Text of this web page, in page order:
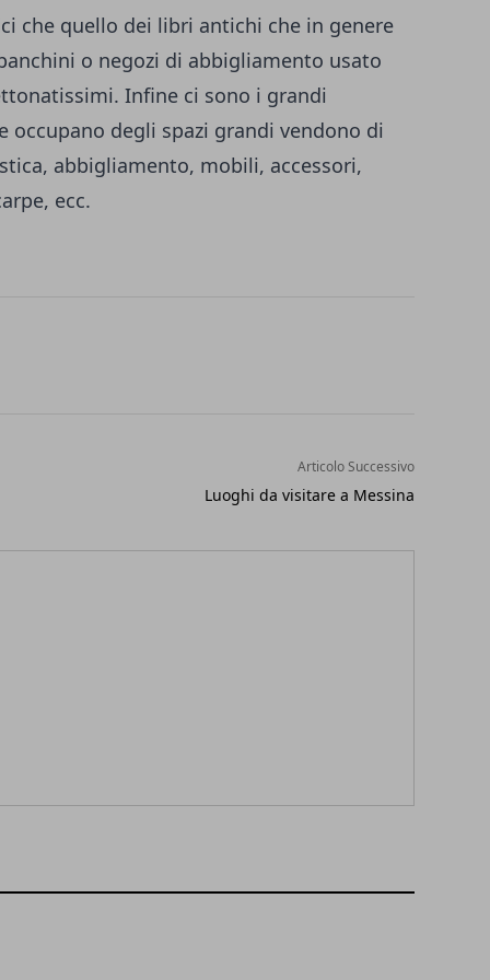
che quello dei libri antichi che in genere
o negozi di abbigliamento usato
Infine ci sono i grandi
occupano degli spazi grandi vendono di
abbigliamento, mobili, accessori,
ecc.
Articolo Successivo
Luoghi da visitare a Messina